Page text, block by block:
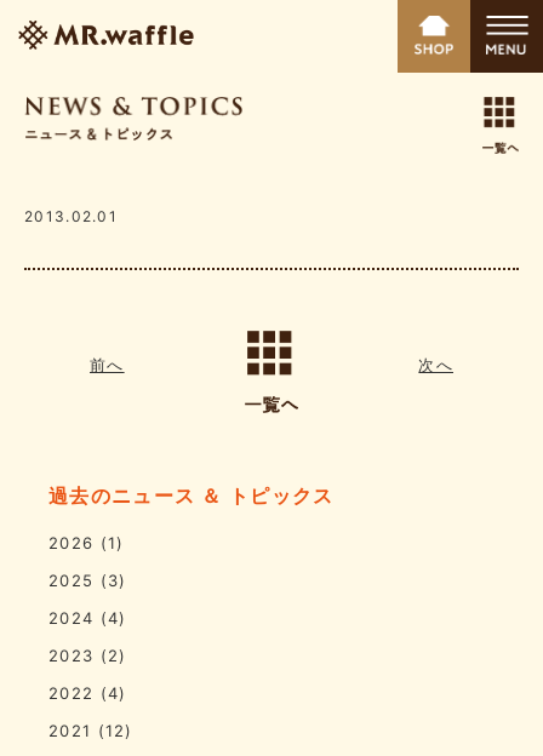
2013.02.01
前へ 次へ
過去のニュース ＆ トピックス
2026 (1)
2025 (3)
2024 (4)
2023 (2)
2022 (4)
2021 (12)